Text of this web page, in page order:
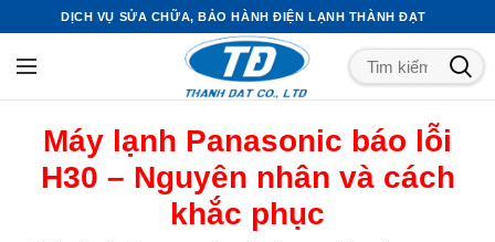
DỊCH VỤ SỬA CHỮA, BẢO HÀNH ĐIỆN LẠNH THÀNH ĐẠT
Máy lạnh Panasonic báo lỗi
H30 – Nguyên nhân và cách
khắc phục